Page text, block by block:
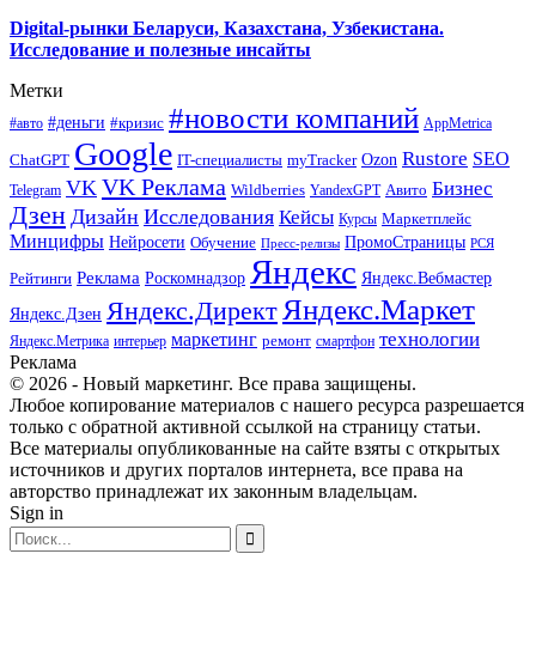
Digital-рынки Беларуси, Казахстана, Узбекистана.
Исследование и полезные инсайты
Метки
#авто #деньги #кризис #новости компаний AppMetrica
ChatGPT Google IT-специалисты myTracker Ozon Rustore SEO
Telegram VK VK Реклама Wildberries YandexGPT Авито Бизнес
Дзен Дизайн Исследования Кейсы Курсы Маркетплейс
Минцифры Нейросети Обучение Пресс-релизы ПромоСтраницы РСЯ
Рейтинги Реклама Роскомнадзор Яндекс Яндекс.Вебмастер
Яндекс.Дзен Яндекс.ДиректЯндекс.Маркет
Яндекс.Метрика интерьер маркетинг ремонт смартфон технологии
Реклама
© 2026 - Новый маркетинг. Все права защищены.
Любое копирование материалов с нашего ресурса разрешается
только с обратной активной ссылкой на страницу статьи.
Все материалы опубликованные на сайте взяты с открытых
источников и других порталов интернета, все права на
авторство принадлежат их законным владельцам.
Sign in